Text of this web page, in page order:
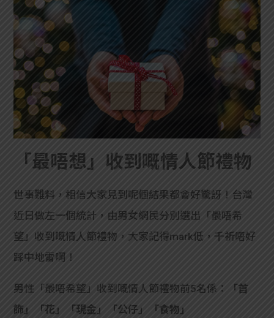
「最唔想」收到嘅情人節禮物
世事難料，相信大家見到呢個結果都會好驚訝！台灣
近日做左一個統計，由男女網民分別選出「最唔希
望」收到嘅情人節禮物，大家記得mark低，千祈唔好
踩中地雷啊！
男性「最唔希望」收到嘅情人節禮物前5名係：
「首
飾」「花」「現金」「公仔」「食物」